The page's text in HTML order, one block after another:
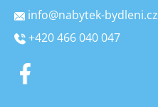
info@nabytek-bydleni.cz
+420 466 040 047